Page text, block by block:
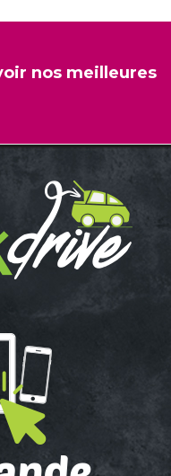
nos meilleures